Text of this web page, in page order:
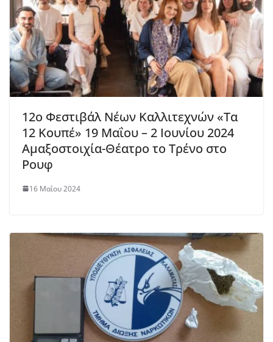
12ο Φεστιβάλ Νέων Καλλιτεχνών «Τα
12 Κουπέ» 19 Μαΐου – 2 Ιουνίου 2024
Αμαξοστοιχία-Θέατρο το Τρένο στο
Ρουφ
16 Μαΐου 2024